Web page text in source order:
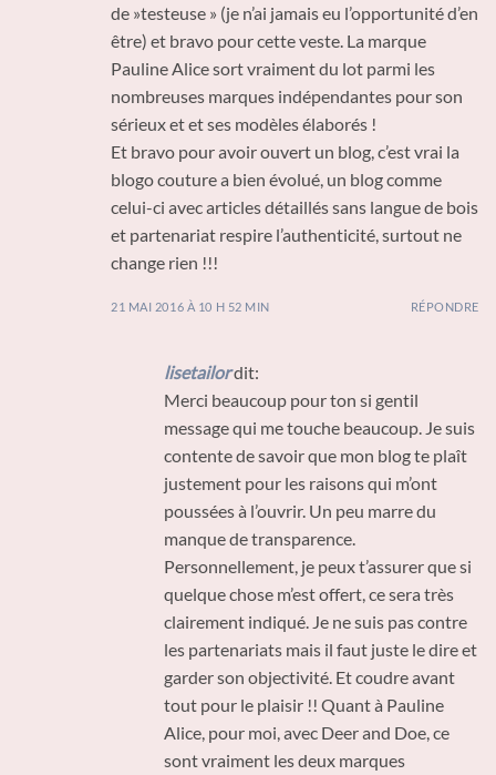
de »testeuse » (je n’ai jamais eu l’opportunité d’en
être) et bravo pour cette veste. La marque
Pauline Alice sort vraiment du lot parmi les
nombreuses marques indépendantes pour son
sérieux et et ses modèles élaborés !
Et bravo pour avoir ouvert un blog, c’est vrai la
blogo couture a bien évolué, un blog comme
celui-ci avec articles détaillés sans langue de bois
et partenariat respire l’authenticité, surtout ne
change rien !!!
21 MAI 2016 À 10 H 52 MIN RÉPONDRE
lisetailordit:
Merci beaucoup pour ton si gentil
message qui me touche beaucoup. Je suis
contente de savoir que mon blog te plaît
justement pour les raisons qui m’ont
poussées à l’ouvrir. Un peu marre du
manque de transparence.
Personnellement, je peux t’assurer que si
quelque chose m’est offert, ce sera très
clairement indiqué. Je ne suis pas contre
les partenariats mais il faut juste le dire et
garder son objectivité. Et coudre avant
tout pour le plaisir !! Quant à Pauline
Alice, pour moi, avec Deer and Doe, ce
sont vraiment les deux marques